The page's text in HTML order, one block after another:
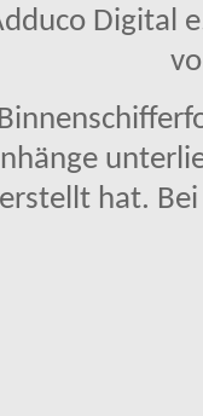
Digital
hat.